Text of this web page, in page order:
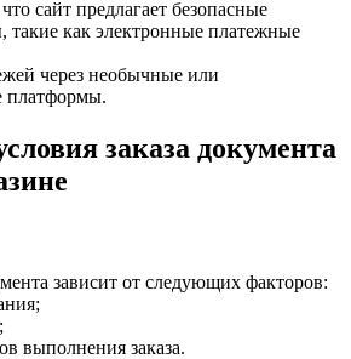
сайт предлагает безопасные
такие как электронные платежные
через необычные или
платформы.
заказа документа
зависит от следующих факторов:
выполнения заказа.